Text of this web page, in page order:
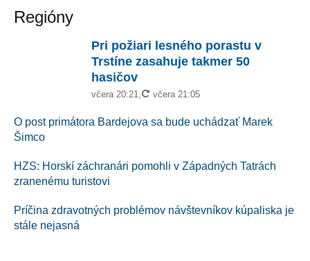
Regióny
Pri požiari lesného porastu v
Trstíne zasahuje takmer 50
hasičov
včera 20:21 aktualizované
včera 21:05
O post primátora Bardejova sa bude uchádzať Marek
Šimco
HZS: Horskí záchranári pomohli v Západných Tatrách
zranenému turistovi
Príčina zdravotných problémov návštevníkov kúpaliska je
stále nejasná